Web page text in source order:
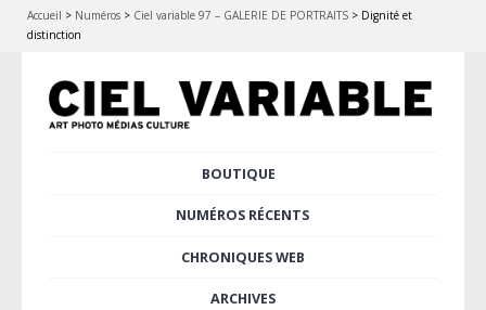
Accueil > Numéros > Ciel variable 97 – GALERIE DE PORTRAITS > Dignité et
distinction
BOUTIQUE
NUMÉROS RÉCENTS
CHRONIQUES WEB
ARCHIVES